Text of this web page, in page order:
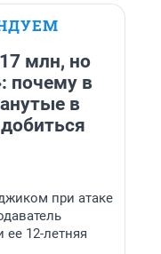
млн, но
почему в
в
при атаке
ее 12-летняя